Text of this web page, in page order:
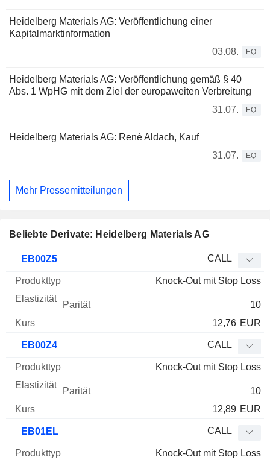
Heidelberg Materials AG: Veröffentlichung einer
Kapitalmarktinformation
03.08.
EQ
Heidelberg Materials AG: Veröffentlichung gemäß § 40
Abs. 1 WpHG mit dem Ziel der europaweiten Verbreitung
31.07.
EQ
Heidelberg Materials AG: René Aldach, Kauf
31.07.
EQ
Mehr Pressemitteilungen
Beliebte Derivate: Heidelberg Materials AG
WKN Typ Kurs
EB00Z5 CALL
Knock-Out mit Stop Loss
10
12,76 EUR
EB00Z4 CALL
Knock-Out mit Stop Loss
10
12,89 EUR
EB01EL CALL
Knock-Out mit Stop Loss